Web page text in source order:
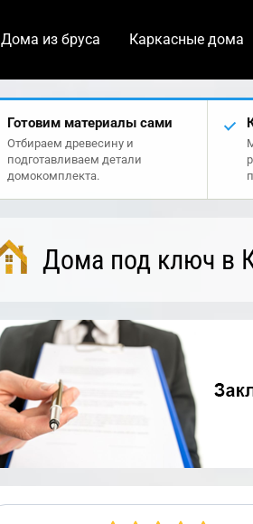
Дома из бруса Каркасные дома
Готовим материалы сами
Отбираем древесину и
подготавливаем детали
домокомплекта.
Дома под ключ в